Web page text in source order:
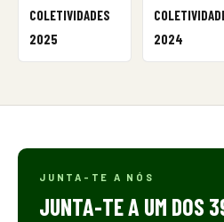
COLETIVIDADES
2025
2024
JUNTA-TE A NÓS
JUNTA-TE A UM DOS